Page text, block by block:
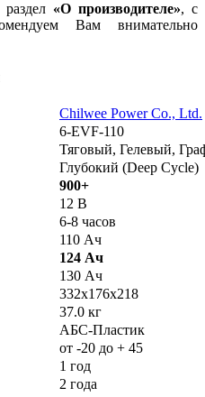
«О производителе», с
Вам внимательно
Chilwee Power Co., Ltd.
6-EVF-110
Тяговый, Гелевый,
Глубокий (Deep Cycle)
900+
12 В
6-8 часов
110 Ач
124 Ач
130 Ач
332х176х218
37.0 кг
АБС-Пластик
от -20 до + 45
1 год
2 года